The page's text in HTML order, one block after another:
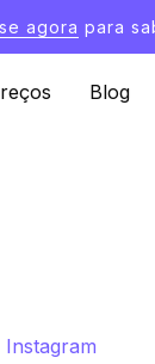
agora para
Blog
Instagram